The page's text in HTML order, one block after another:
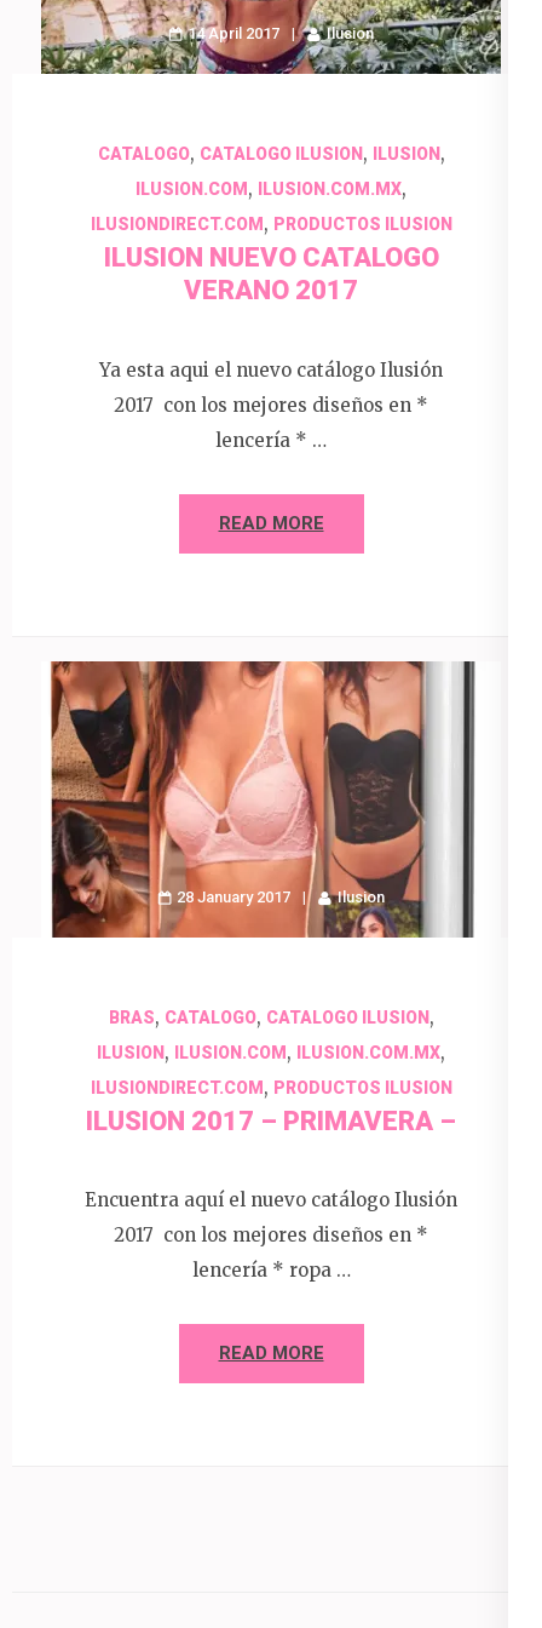
14 April 2017 Ilusion
CATALOGO, CATALOGO ILUSION, ILUSION,
ILUSION.COM , ILUSION.COM.MX,
ILUSIONDIRECT.COM , PRODUCTOS ILUSION
ILUSION NUEVO CATALOGO
VERANO 2017
Ya esta aqui el nuevo catálogo Ilusión
2017 con los mejores diseños en *
lencería * …
READ MORE
28 January 2017 Ilusion
BRAS, CATALOGO, CATALOGO ILUSION,
ILUSION, ILUSION.COM, ILUSION.COM.MX,
ILUSIONDIRECT.COM, PRODUCTOS ILUSION
ILUSION 2017 – PRIMAVERA –
Encuentra aquí el nuevo catálogo Ilusión
2017 con los mejores diseños en *
lencería * ropa …
READ MORE